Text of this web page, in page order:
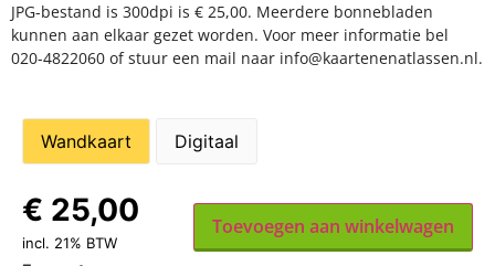
JPG-bestand is 300dpi is € 25,00. Meerdere bonnebladen
kunnen aan elkaar gezet worden. Voor meer informatie bel
020-4822060 of stuur een mail naar info@kaartenenatlassen.nl.
Wandkaart Digitaal
€ 25,00
incl. 21% BTW
Toevoegen aan winkelwagen